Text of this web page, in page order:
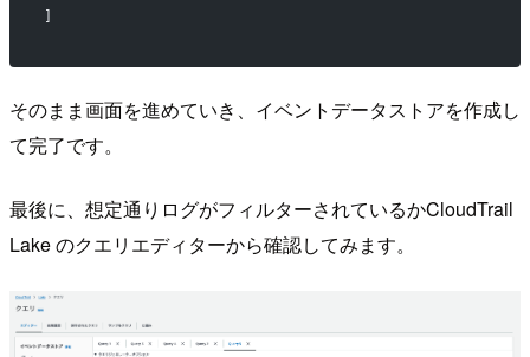
]
そのまま画面を進めていき、イベントデータストアを作成し
て完了です。
最後に、想定通りログがフィルターされているかCloudTrail
Lake のクエリエディターから確認してみます。